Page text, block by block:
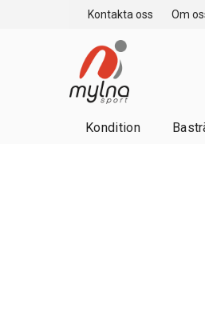
Kontakta oss Om
Kondition